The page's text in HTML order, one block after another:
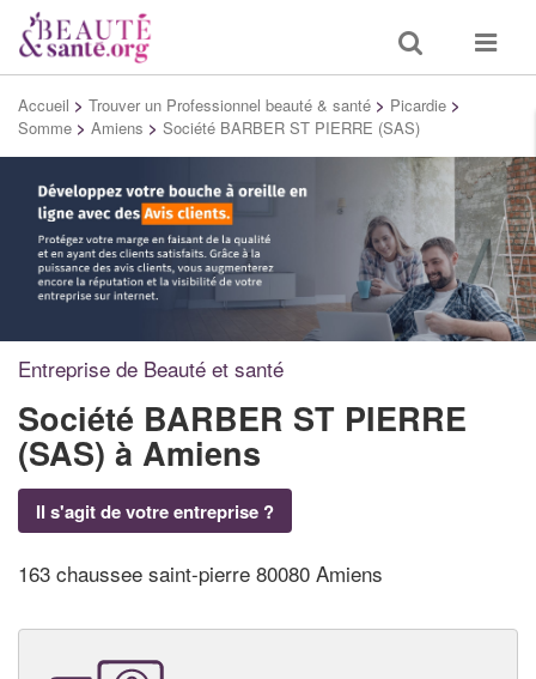
Toggle
search
Toggle
Accueil > Trouver un Professionnel beauté & santé > Picardie >
Somme > Amiens > Société BARBER ST PIERRE (SAS)
Entreprise de Beauté et santé
Société BARBER ST PIERRE
(SAS) à Amiens
Il s'agit de votre entreprise ?
163 chaussee saint-pierre 80080 Amiens